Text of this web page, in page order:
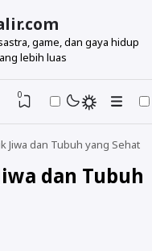
game, dan gaya hidup
lebih luas
0
Jiwa dan Tubuh yang Sehat
dan Tubuh